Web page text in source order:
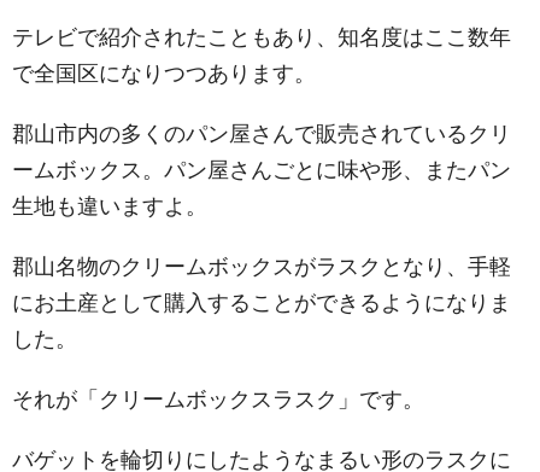
テレビで紹介されたこともあり、知名度はここ数年
で全国区になりつつあります。
郡山市内の多くのパン屋さんで販売されているクリ
ームボックス。パン屋さんごとに味や形、またパン
生地も違いますよ。
郡山名物のクリームボックスがラスクとなり、手軽
にお土産として購入することができるようになりま
した。
それが「クリームボックスラスク」です。
バゲットを輪切りにしたようなまるい形のラスクに